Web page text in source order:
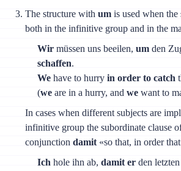
The structure withum is used when the
both in the infinitive group and in the
Wir müssen uns beeilen,um den
schaffen.
We have to hurryin order to catch
(we are in a hurry, andwe want to
In cases when different subjects are
infinitive group the subordinate clause
conjunctiondamit «so that, in order
Ich hole ihn ab,damit er den